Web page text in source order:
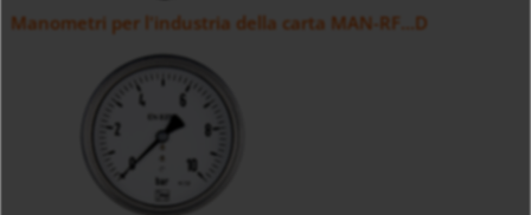
Manometri per l'industria della carta MAN-RF...D